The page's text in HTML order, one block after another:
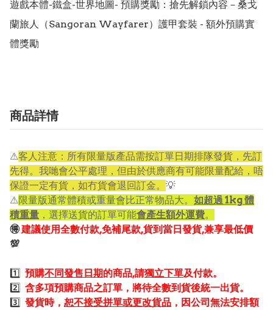
遊戲本體-鐵盒-世界地圖- 預購獎勵：搶先解鎖內容－桑戈
蘭旅人（Sangoran Wayfarer）護甲套裝 - 額外預購實
體獎勵
商品詳情
⚠客人注意：所有限量版產品需按訂單日期排隊發貨，先訂
先得。我哋會公平處理，但由於供應商有可能限量配給，唔
保證一定有貨，如冇貨會退回訂金。 💡
⚠限量版通常體積或重量會比正常物品大。 如超過 1kg 體
積重量 ，選擇送貨的訂單可能會產生額外運費。
🉐建議使用全數付款,免補尾款,貨到當日發貨,兼享最低價
💯
1️⃣ 預購不同發售日期的商品,請獨立下單及付款。
2️⃣ 含多項預購商品之訂單，將待全數到貨後統一出貨。
3️⃣ 發貨時， 恕不接受拼單或更改貨品 ，因公司無法安排額